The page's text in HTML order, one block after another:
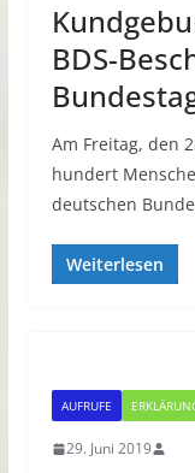
BDS-
Am Freitag, den
hundert
deutschen
Weiterlesen
AUFRUFE
29. Juni 2019